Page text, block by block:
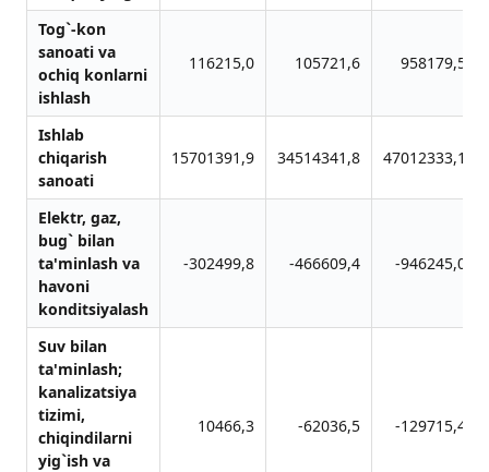
Tog`-kon
sаnoаti vа
ochiq konlаrni
ishlаsh
116215,0 105721,6 958179,5
Ishlab
chiqarish
sanoati
15701391,9 34514341,8 47012333,1
Elektr, gаz,
bug` bilаn
tа'minlаsh vа
hаvoni
konditsiyalаsh
-302499,8 -466609,4 -946245,0
Suv bilаn
tа'minlаsh;
kаnаlizаtsiya
tizimi,
chiqindilаrni
yig`ish vа
10466,3 -62036,5 -129715,4